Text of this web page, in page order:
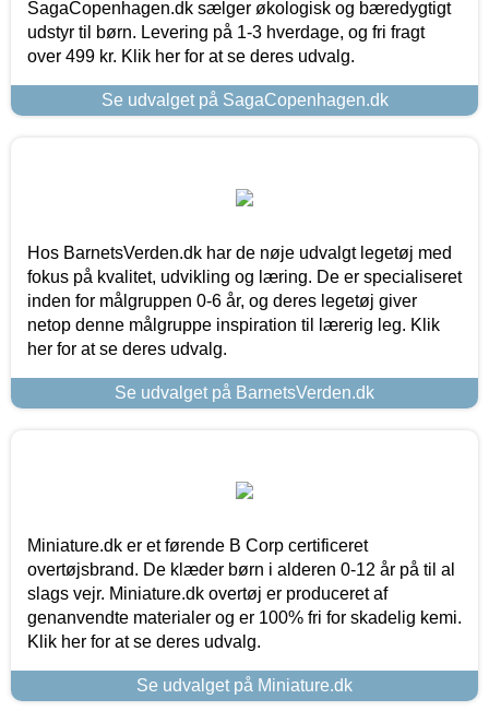
SagaCopenhagen.dk sælger økologisk og bæredygtigt
udstyr til børn. Levering på 1-3 hverdage, og fri fragt
over 499 kr. Klik her for at se deres udvalg.
Se udvalget på SagaCopenhagen.dk
Hos BarnetsVerden.dk har de nøje udvalgt legetøj med
fokus på kvalitet, udvikling og læring. De er specialiseret
inden for målgruppen 0-6 år, og deres legetøj giver
netop denne målgruppe inspiration til lærerig leg. Klik
her for at se deres udvalg.
Se udvalget på BarnetsVerden.dk
Miniature.dk er et førende B Corp certificeret
overtøjsbrand. De klæder børn i alderen 0-12 år på til al
slags vejr. Miniature.dk overtøj er produceret af
genanvendte materialer og er 100% fri for skadelig kemi.
Klik her for at se deres udvalg.
Se udvalget på Miniature.dk